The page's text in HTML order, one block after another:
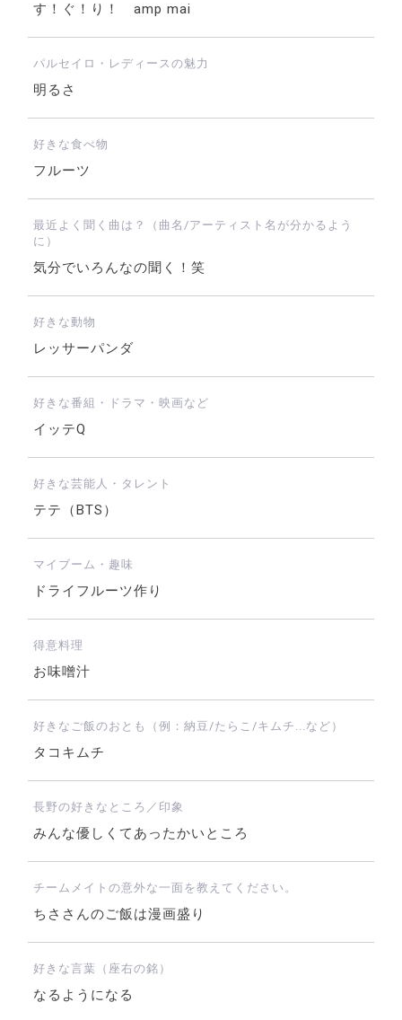
す！ぐ！り！ amp mai
パルセイロ・レディースの魅力
明るさ
好きな食べ物
フルーツ
最近よく聞く曲は？（曲名/アーティスト名が分かるよう
に）
気分でいろんなの聞く！笑
好きな動物
レッサーパンダ
好きな番組・ドラマ・映画など
イッテQ
好きな芸能人・タレント
テテ（BTS）
マイブーム・趣味
ドライフルーツ作り
得意料理
お味噌汁
好きなご飯のおとも（例：納豆/たらこ/キムチ...など）
タコキムチ
長野の好きなところ／印象
みんな優しくてあったかいところ
チームメイトの意外な一面を教えてください。
ちささんのご飯は漫画盛り
好きな言葉（座右の銘）
なるようになる